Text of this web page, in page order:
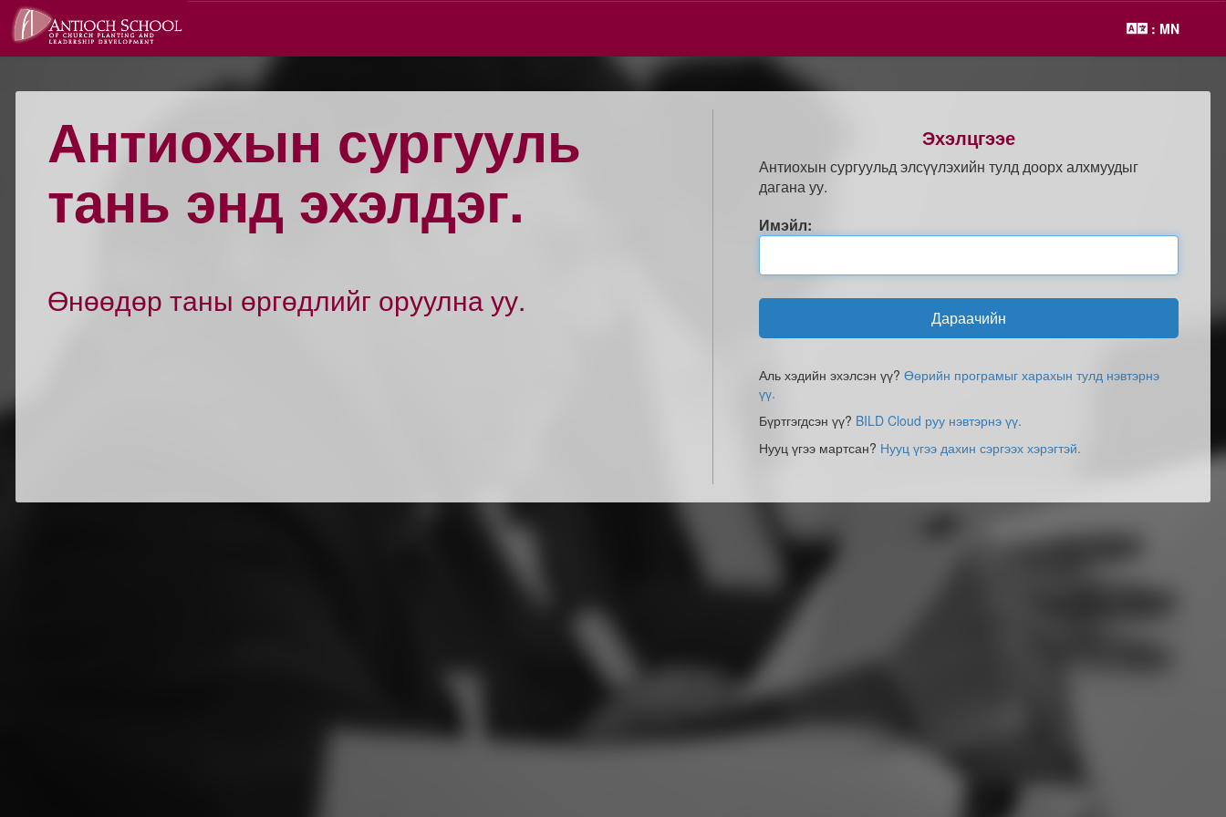
: MN
Антиохын сургууль
тань энд эхэлдэг.
Өнөөдөр таны өргөдлийг оруулна уу.
Эхэлцгээе
Антиохын сургуульд элсүүлэхийн тулд доорх алхмуудыг
дагана уу.
Имэйл:
Дараачийн
Аль хэдийн эхэлсэн үү?Өөрийн програмыг харахын тулд нэвтэрнэ
үү.
Бүртгэгдсэн үү? BILD Cloud руу нэвтэрнэ үү.
Нууц үгээ мартсан? Нууц үгээ дахин сэргээх хэрэгтэй.